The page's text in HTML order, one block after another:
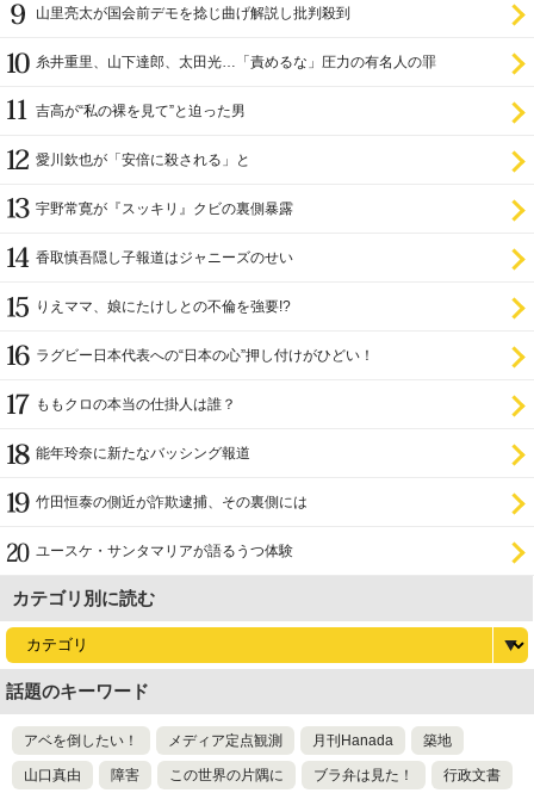
山里亮太が国会前デモを捻じ曲げ解説し批判殺到
糸井重里、山下達郎、太田光…「責めるな」圧力の有名人の罪
吉高が“私の裸を見て”と迫った男
愛川欽也が「安倍に殺される」と
宇野常寛が『スッキリ』クビの裏側暴露
香取慎吾隠し子報道はジャニーズのせい
りえママ、娘にたけしとの不倫を強要!?
ラグビー日本代表への“日本の心”押し付けがひどい！
ももクロの本当の仕掛人は誰？
能年玲奈に新たなバッシング報道
竹田恒泰の側近が詐欺逮捕、その裏側には
ユースケ・サンタマリアが語るうつ体験
カテゴリ別に読む
話題のキーワード
アベを倒したい！ メディア定点観測 月刊Hanada 築地
山口真由 障害 この世界の片隅に ブラ弁は見た！ 行政文書